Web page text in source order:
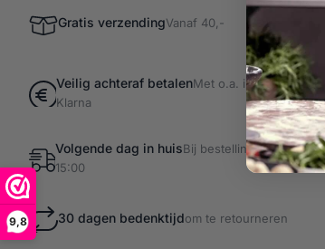
9,8
Gratis verzendingVanaf 40,-
Veilig achteraf betalenMet o.a. iDEAL &
Klarna
Volgende dag in huisBij bestellingen voor
15:00
30 dagen bedenktijdom te retourneren